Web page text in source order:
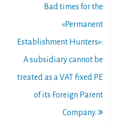
Bad times for the
«Permanent
Establishment Hunters»:
A subsidiary cannot be
treated as a VAT fixed PE
of its Foreign Parent
Company.